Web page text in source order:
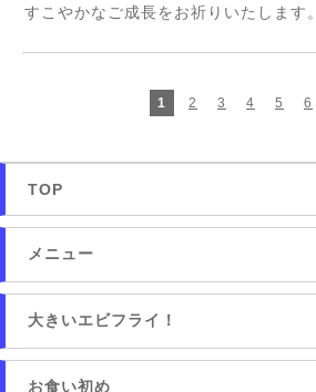
すこやかなご成長をお祈りいたします。
1 2 3 4 5 6
TOP
メニュー
大きいエビフライ！
お食い初め